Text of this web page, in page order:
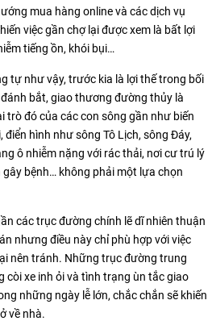
mua hàng online và các dịch vụ
việc gần chợ lại được xem là bất lợi
tiếng ồn, khói bụi…
tự như vậy, trước kia là lợi thế trong bối
bắt, giao thương đường thủy là
trò đó của các con sông gần như biến
hình như sông Tô Lịch, sông Đáy,
ô nhiễm nặng với rác thải, nơi cư trú lý
bệnh… không phải một lựa chọn
các trục đường chính lẽ dĩ nhiên thuận
nhưng điều này chỉ phù hợp với việc
nên tránh. Những trục đường trung
còi xe inh ỏi và tình trạng ùn tắc giao
những ngày lễ lớn, chắc chắn sẽ khiến
về nhà.